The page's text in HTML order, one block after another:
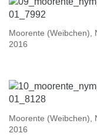
Moorente (Weibchen),
2016
Moorente (Weibchen),
2016